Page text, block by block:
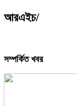
আরএইচ/
সম্পর্কিত খবর